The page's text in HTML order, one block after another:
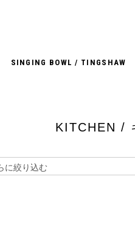
SINGING BOWL / TINGSHAW
KITCHEN /